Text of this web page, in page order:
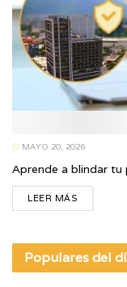
MAYO 20, 2026
Aprende a blindar tu
LEER MÁS
Populares del